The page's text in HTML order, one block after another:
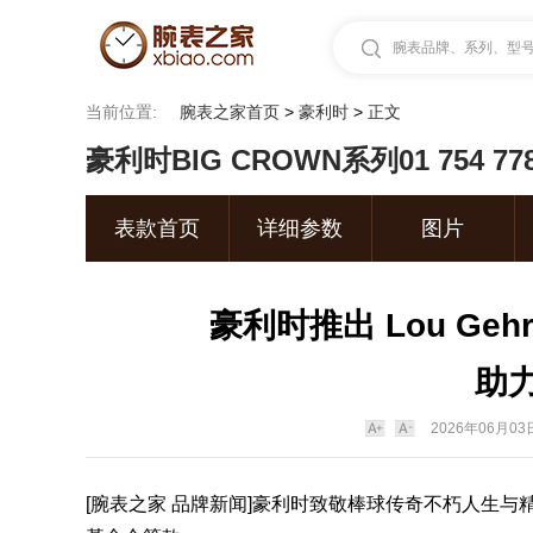
腕表品牌、系列、型
当前位置: 腕表之家首页 > 豪利时 > 正文
豪利时BIG CROWN系列01 754
表款首页 详细参数 图片
豪利时推出 Lou
助
2026年06月03
[腕表之家 品牌新闻]豪利时致敬棒球传奇不朽人生与